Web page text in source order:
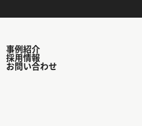
事例紹介
採用情報
お問い合わせ